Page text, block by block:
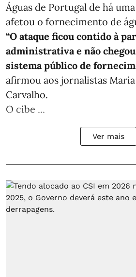
Águas de Portugal de há
afetou o fornecimento de
“O ataque ficou contido à
administrativa e não
sistema público de
afirmou aos jornalistas Maria
Carvalho.
O cibe ...
Ver mais